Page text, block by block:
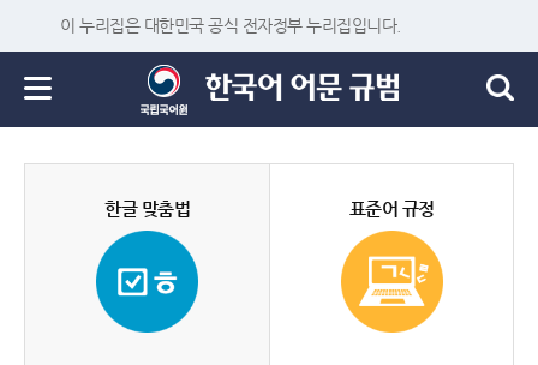
이 누리집은 대한민국 공식 전자정부 누리집입니다.
한글 맞춤법 표준어 규정